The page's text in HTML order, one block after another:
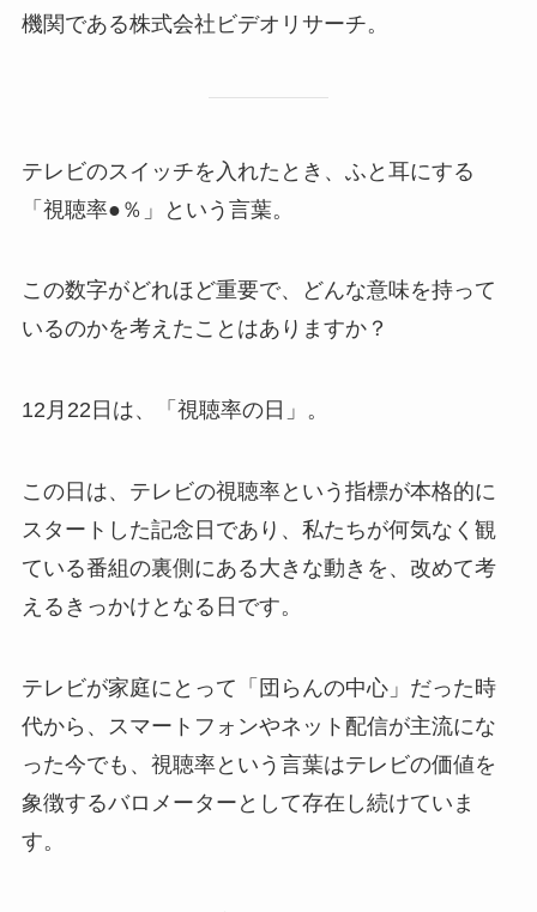
機関である株式会社ビデオリサーチ。
テレビのスイッチを入れたとき、ふと耳にする
「視聴率●％」という言葉。
この数字がどれほど重要で、どんな意味を持って
いるのかを考えたことはありますか？
12月22日は、「視聴率の日」。
この日は、テレビの視聴率という指標が本格的に
スタートした記念日であり、私たちが何気なく観
ている番組の裏側にある大きな動きを、改めて考
えるきっかけとなる日です。
テレビが家庭にとって「団らんの中心」だった時
代から、スマートフォンやネット配信が主流にな
った今でも、視聴率という言葉はテレビの価値を
象徴するバロメーターとして存在し続けていま
す。